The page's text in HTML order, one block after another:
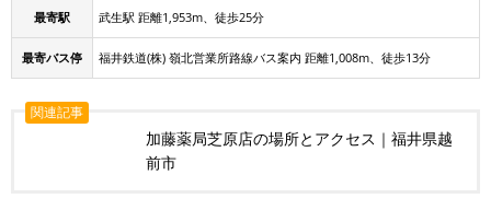
最寄駅 武生駅 距離1,953m、徒歩25分
最寄バス停 福井鉄道(株) 嶺北営業所路線バス案内 距離1,008m、徒歩13分
関連記事
加藤薬局芝原店の場所とアクセス｜福井県越
前市